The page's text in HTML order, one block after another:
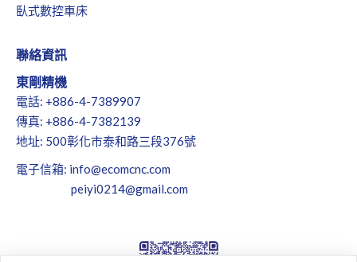
臥式數控車床
聯絡資訊
東剛精機
電話: +886-4-7389907
傳真: +886-4-7382139
地址: 500彰化市泰和路三段376號
電子信箱: info@ecomcnc.com
peiyi0214@gmail.com